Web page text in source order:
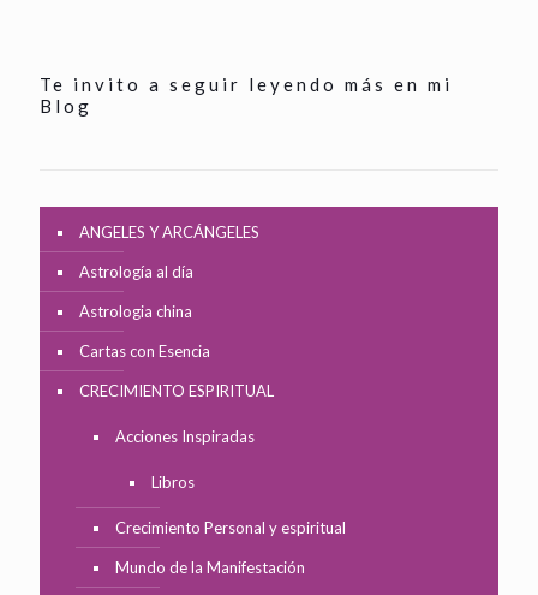
Te invito a seguir leyendo más en mi
Blog
ANGELES Y ARCÁNGELES
Astrología al día
Astrologia china
Cartas con Esencia
CRECIMIENTO ESPIRITUAL
Acciones Inspiradas
Libros
Crecimiento Personal y espiritual
Mundo de la Manifestación